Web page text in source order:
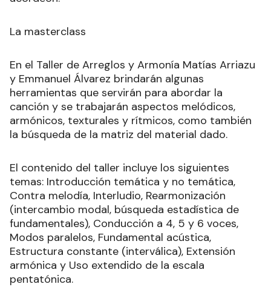
La masterclass
En el Taller de Arreglos y Armonía Matías Arriazu
y Emmanuel Álvarez brindarán algunas
herramientas que servirán para abordar la
canción y se trabajarán aspectos melódicos,
armónicos, texturales y rítmicos, como también
la búsqueda de la matriz del material dado.
El contenido del taller incluye los siguientes
temas: Introducción temática y no temática,
Contra melodía, Interludio, Rearmonización
(intercambio modal, búsqueda estadística de
fundamentales), Conducción a 4, 5 y 6 voces,
Modos paralelos, Fundamental acústica,
Estructura constante (interválica), Extensión
armónica y Uso extendido de la escala
pentatónica.